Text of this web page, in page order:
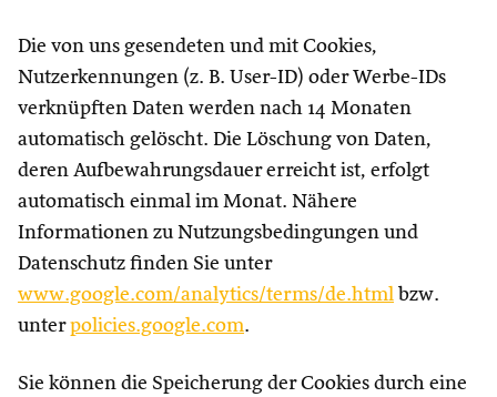
Die von uns gesendeten und mit Cookies,
Nutzerkennungen (z. B. User-ID) oder Werbe-IDs
verknüpften Daten werden nach 14 Monaten
automatisch gelöscht. Die Löschung von Daten,
deren Aufbewahrungsdauer erreicht ist, erfolgt
automatisch einmal im Monat. Nähere
Informationen zu Nutzungsbedingungen und
Datenschutz finden Sie unter
www.google.com/analytics/terms/de.html bzw.
unterpolicies.google.com.
Sie können die Speicherung der Cookies durch eine